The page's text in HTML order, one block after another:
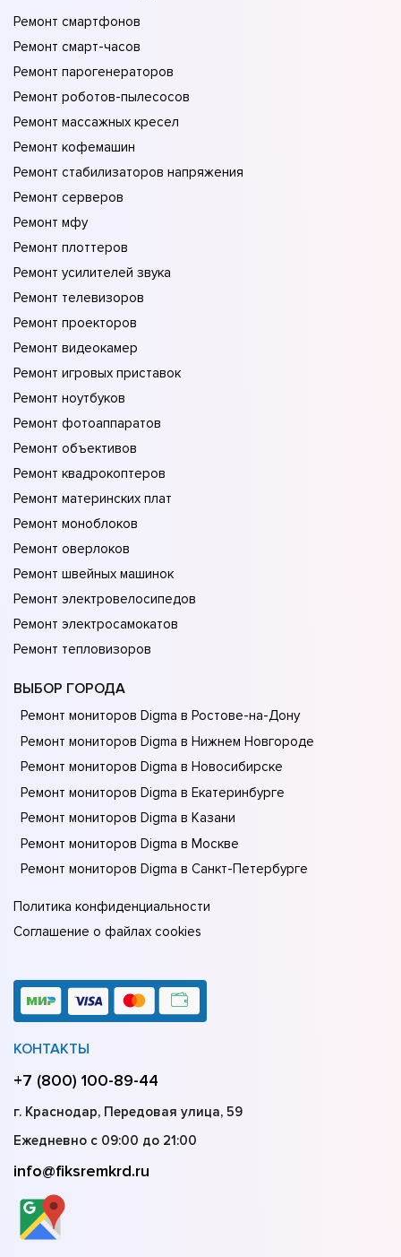
Ремонт смартфонов
Ремонт смарт-часов
Ремонт парогенераторов
Ремонт роботов-пылесосов
Ремонт массажных кресел
Ремонт кофемашин
Ремонт стабилизаторов напряжения
Ремонт серверов
Ремонт мфу
Ремонт плоттеров
Ремонт усилителей звука
Ремонт телевизоров
Ремонт проекторов
Ремонт видеокамер
Ремонт игровых приставок
Ремонт ноутбуков
Ремонт фотоаппаратов
Ремонт объективов
Ремонт квадрокоптеров
Ремонт материнских плат
Ремонт моноблоков
Ремонт оверлоков
Ремонт швейных машинок
Ремонт электровелосипедов
Ремонт электросамокатов
Ремонт тепловизоров
ВЫБОР ГОРОДА
Ремонт мониторов Digma в Ростове-на-Донy
Ремонт мониторов Digma в Нижнем Новгороде
Ремонт мониторов Digma в Новосибирске
Ремонт мониторов Digma в Екатеринбурге
Ремонт мониторов Digma в Казани
Ремонт мониторов Digma в Москве
Ремонт мониторов Digma в Санкт-Петербурге
Политика конфиденциальности
Соглашение о файлах cookies
КОНТАКТЫ
+7 (800) 100-89-44
г. Краснодар, Передовая улица, 59
Ежедневно с 09:00 до 21:00
info@fiksremkrd.ru